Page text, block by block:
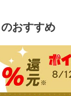
のおすすめ